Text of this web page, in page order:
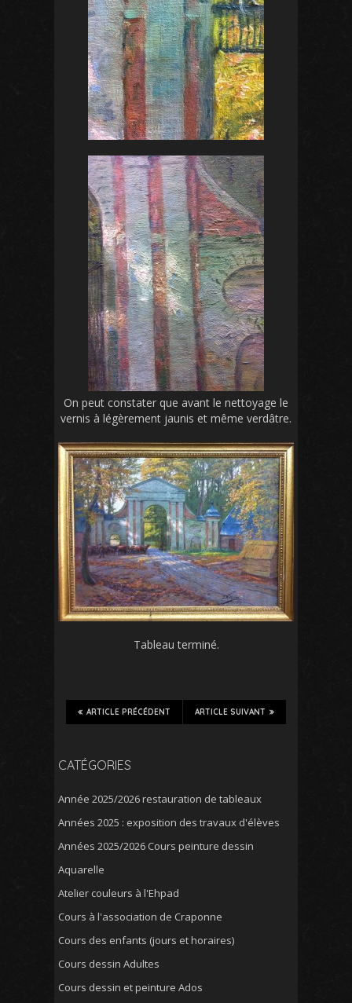
On peut constater que avant le nettoyage le
vernis à légèrement jaunis et même verdâtre.
Tableau terminé.
ARTICLE SUIVANT
ARTICLE PRÉCÉDENT
CATÉGORIES
Année 2025/2026 restauration de tableaux
Années 2025 : exposition des travaux d'élèves
Années 2025/2026 Cours peinture dessin
Aquarelle
Atelier couleurs à l'Ehpad
Cours à l'association de Craponne
Cours des enfants (jours et horaires)
Cours dessin Adultes
Cours dessin et peinture Ados